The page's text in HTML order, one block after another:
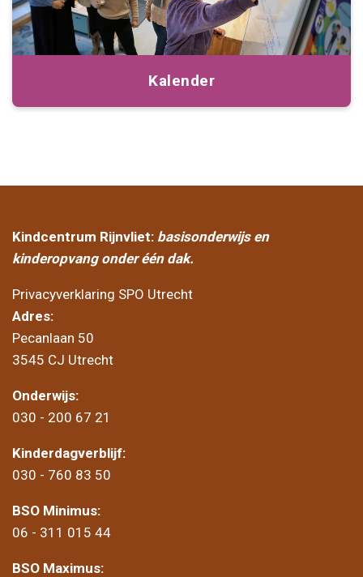
Kalender
Kindcentrum Rijnvliet: basisonderwijs en
kinderopvang onder één dak.
Privacyverklaring SPO Utrecht
Adres:
Pecanlaan 50
3545 CJ Utrecht
Onderwijs:
030 - 200 67 21
Kinderdagverblijf:
030 - 760 83 50
BSO Minimus:
06 - 311 015 44
BSO Maximus: